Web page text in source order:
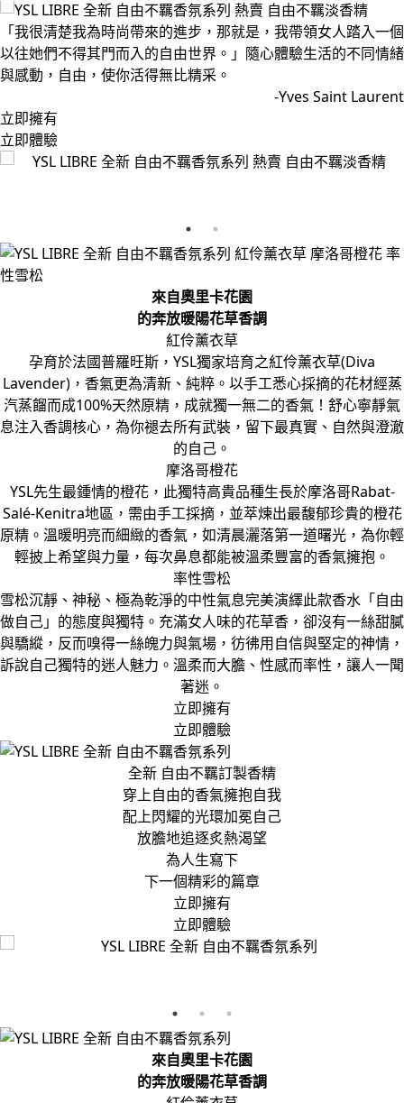
「我很清楚我為時尚帶來的進步，那就是，我帶領女人踏入一個
以往她們不得其門而入的自由世界。」隨心體驗生活的不同情緒
與感動，自由，使你活得無比精采。
-Yves Saint Laurent
立即擁有
立即體驗
來自奧里卡花園
的奔放暖陽花草香調
紅伶薰衣草
孕育於法國普羅旺斯，YSL獨家培育之紅伶薰衣草(Diva
Lavender)，香氣更為清新、純粹。以手工悉心採摘的花材經蒸
汽蒸餾而成100%天然原精，成就獨一無二的香氣！舒心寧靜氣
息注入香調核心，為你褪去所有武裝，留下最真實、自然與澄澈
的自己。
摩洛哥橙花
YSL先生最鍾情的橙花，此獨特高貴品種生長於摩洛哥Rabat-
Salé-Kenitra地區，需由手工採摘，並萃煉出最馥郁珍貴的橙花
原精。溫暖明亮而細緻的香氣，如清晨灑落第一道曙光，為你輕
輕披上希望與力量，每次鼻息都能被溫柔豐富的香氣擁抱。
率性雪松
雪松沉靜、神秘、極為乾淨的中性氣息完美演繹此款香水「自由
做自己」的態度與獨特。充滿女人味的花草香，卻沒有一絲甜膩
與驕縱，反而嗅得一絲魄力與氣場，彷彿用自信與堅定的神情，
訴說自己獨特的迷人魅力。溫柔而大膽、性感而率性，讓人一聞
著迷。
立即擁有
立即體驗
全新 自由不羈訂製香精
穿上自由的香氣擁抱自我
配上閃耀的光環加冕自己
放膽地追逐炙熱渴望
為人生寫下
下一個精彩的篇章
立即擁有
立即體驗
來自奧里卡花園
的奔放暖陽花草香調